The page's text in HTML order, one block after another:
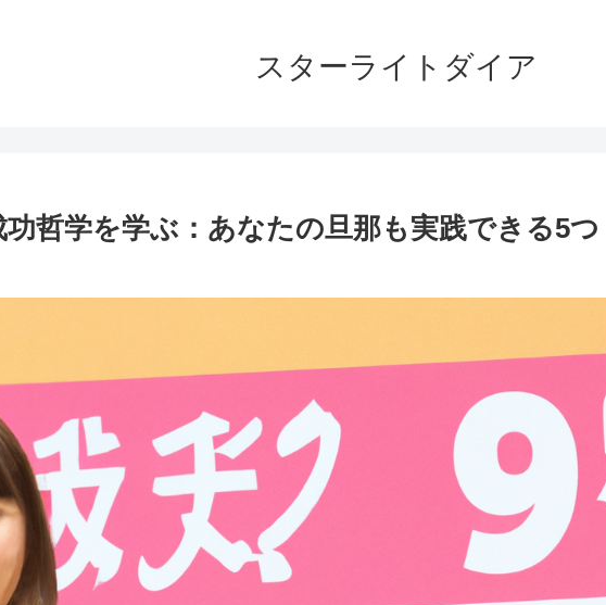
スターライトダイア
功哲学を学ぶ：あなたの旦那も実践できる5つ